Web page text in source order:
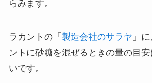
らみます。
ラカントの「 製造会社のサラヤ 」
ントに砂糖を混ぜるときの量の目
いです。